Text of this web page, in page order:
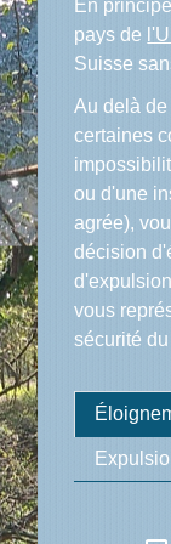
En
pays de
Suisse
Au delà
certaines
ou d'une
agrée),
décision
vous
sécurité